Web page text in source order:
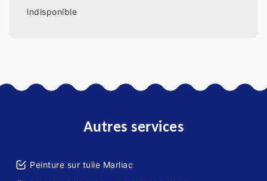
indisponible
Autres services
Peinture sur tuile Marliac